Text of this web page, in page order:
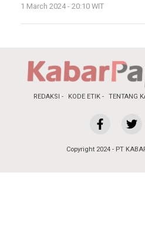
1 March 2024 - 20:10 WIT
REDAKSI KODE ETIK TENTANG
Copyright 2024 - PT